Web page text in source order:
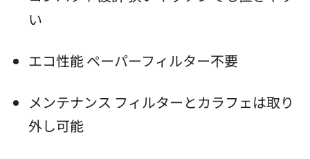
い
エコ性能 ペーパーフィルター不要
メンテナンス フィルターとカラフェは取り
外し可能